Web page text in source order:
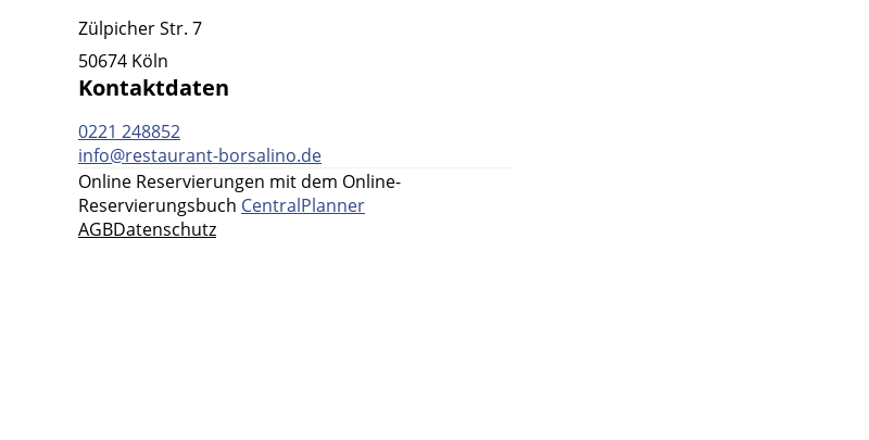
Zülpicher Str. 7
50674 Köln
Kontaktdaten
0221 248852
info@restaurant-borsalino.de
Online Reservierungen mit dem Online-
Reservierungsbuch CentralPlanner
AGBDatenschutz